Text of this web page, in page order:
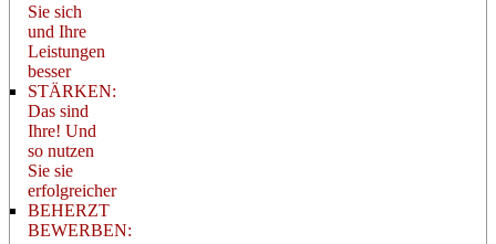
Sie sich
und Ihre
Leistungen
besser
STÄRKEN:
Das sind
Ihre! Und
so nutzen
Sie sie
erfolgreicher
BEHERZT
BEWERBEN: